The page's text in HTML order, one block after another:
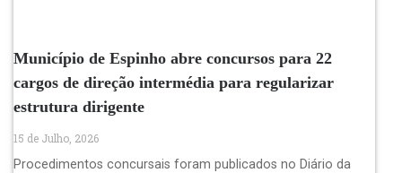
Município de Espinho abre concursos para 22
cargos de direção intermédia para regularizar
estrutura dirigente
15 de Julho, 2026
Procedimentos concursais foram publicados no Diário da